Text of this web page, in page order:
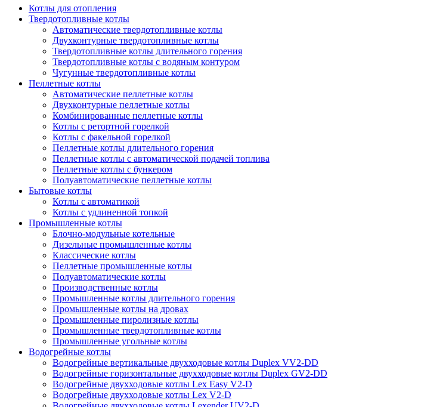
Котлы для отопления
Твердотопливные котлы
Автоматические твердотопливные котлы
Двухконтурные твердотопливные котлы
Твердотопливные котлы длительного горения
Твердотопливные котлы с водяным контуром
Чугунные твердотопливные котлы
Пеллетные котлы
Автоматические пеллетные котлы
Двухконтурные пеллетные котлы
Комбинированные пеллетные котлы
Котлы с ретортной горелкой
Котлы с факельной горелкой
Пеллетные котлы длительного горения
Пеллетные котлы с автоматической подачей топлива
Пеллетные котлы с бункером
Полуавтоматические пеллетные котлы
Бытовые котлы
Котлы с автоматикой
Котлы с удлиненной топкой
Промышленные котлы
Блочно-модульные котельные
Дизельные промышленные котлы
Классические котлы
Пеллетные промышленные котлы
Полуавтоматические котлы
Производственные котлы
Промышленные котлы длительного горения
Промышленные котлы на дровах
Промышленные пиролизные котлы
Промышленные твердотопливные котлы
Промышленные угольные котлы
Водогрейные котлы
Водогрейные вертикальные двухходовые котлы Duplex VV2-DD
Водогрейные горизонтальные двухходовые котлы Duplex GV2-DD
Водогрейные двухходовые котлы Lex Easy V2-D
Водогрейные двухходовые котлы Lex V2-D